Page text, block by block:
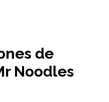
de
Noodles